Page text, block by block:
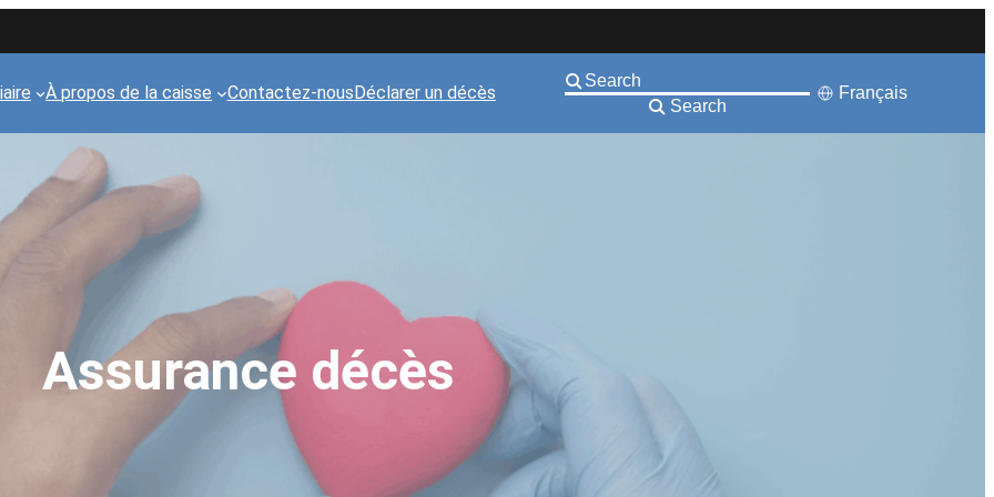
À propos de la caisse Contactez-nousDéclarer un décès
Search
Français
Assurance décès